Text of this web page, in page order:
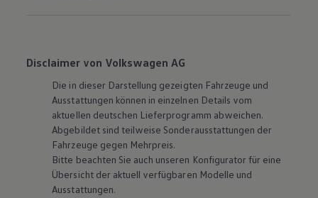
Disclaimer von Volkswagen AG
Die in dieser Darstellung gezeigten Fahrzeuge und
Ausstattungen können in einzelnen Details vom
aktuellen deutschen Lieferprogramm abweichen.
Abgebildet sind teilweise Sonderausstattungen der
Fahrzeuge gegen Mehrpreis.
Bitte beachten Sie auch unseren Konfigurator für eine
Übersicht der aktuell verfügbaren Modelle und
Ausstattungen.